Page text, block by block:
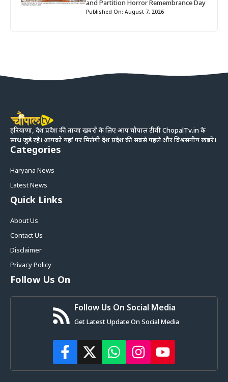
and Partition Horror Remembrance Day
Published On: August 7, 2026
हरियाणा, देश प्रदेश की ताजा खबरों के लिए आप चौपाल टीवी ChopalTv.in के
साथ जुड़े रहे। आपको यहां पर मिलेगी देश प्रदेश की सबसे पहले और विश्वसनीय खबरें।
Categories
Haryana News
Latest News
Quick Links
About Us
Contact Us
Disclaimer
Privacy Policy
Follow Us On
Follow Us On Social Media
Get Latest Update On Social Media